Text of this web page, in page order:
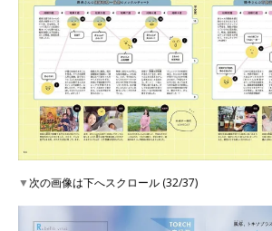
▼次の画像は下へスクロール (32/37)